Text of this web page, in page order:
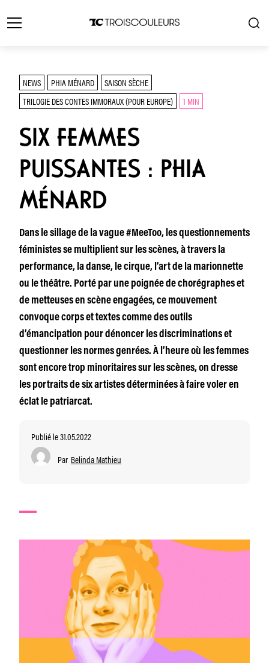
NEWS PHIA MÉNARD
SAISON SÈCHE
TRILOGIE DES CONTES IMMORAUX (POUR EUROPE)
1 MIN
SIX FEMMES
PUISSANTES : PHIA
MÉNARD
Dans le sillage de la vague #MeeToo, les questionnements
féministes se multiplient sur les scènes, à travers la
performance, la danse, le cirque, l’art de la marionnette
ou le théâtre. Porté par une poignée de chorégraphes et
de metteuses en scène engagées, ce mouvement
convoque corps et textes comme des outils
d’émancipation pour dénoncer les discriminations et
questionner les normes genrées. À l’heure où les femmes
sont encore trop minoritaires sur les scènes, on dresse
les portraits de six artistes déterminées à faire voler en
éclat le patriarcat.
Publié le 31.05.2022
Par Belinda Mathieu